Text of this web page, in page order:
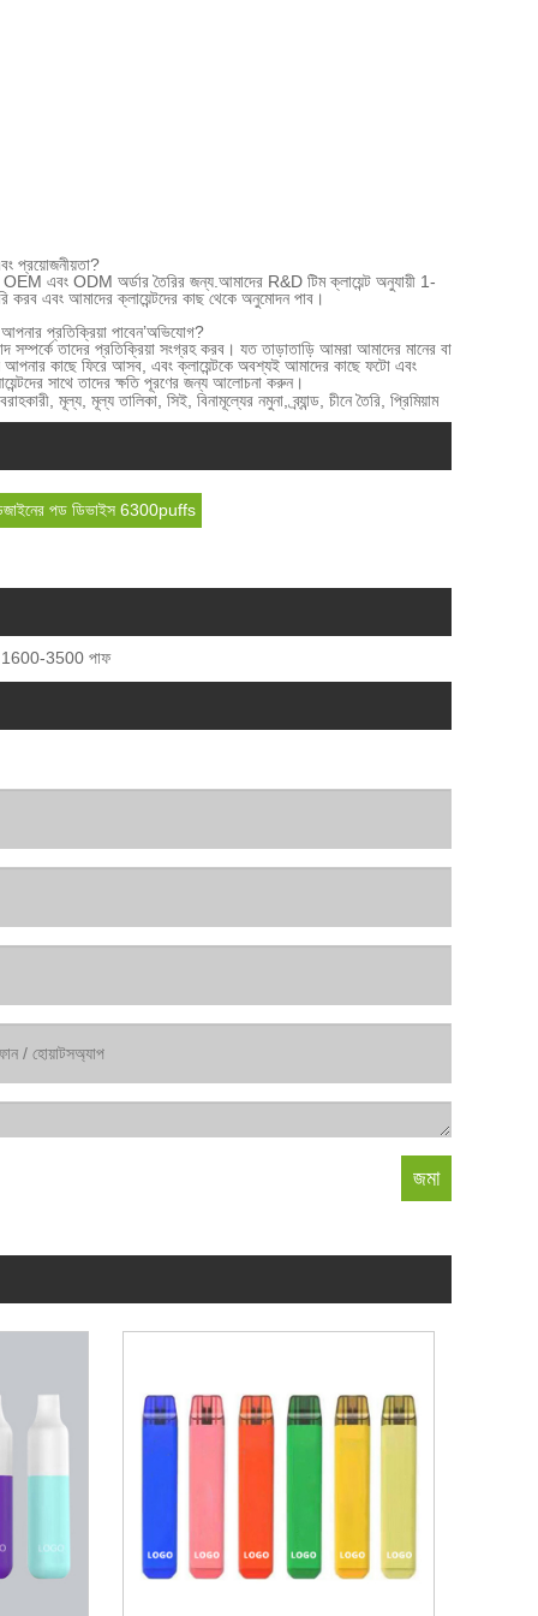
প্রয়োজনীয়তা?
OEM এবং ODM অর্ডার তৈরির জন্য আমাদের R&D টিম ক্লায়েন্ট অনুযায়ী 1-
এবং আমাদের ক্লায়েন্টদের কাছ থেকে অনুমোদন পাব।
প্রতিক্রিয়া পাবেন’অভিযোগ?
সম্পর্কে তাদের প্রতিক্রিয়া সংগ্রহ করব। যত তাড়াতাড়ি আমরা আমাদের মানের বা
আপনার কাছে ফিরে আসব, এবং ক্লায়েন্টকে অবশ্যই আমাদের কাছে ফটো এবং
সাথে তাদের ক্ষতি পূরণের জন্য আলোচনা করুন।
মূল্য, মূল্য তালিকা, সিই, বিনামূল্যের নমুনা, ব্র্যান্ড, চীনে তৈরি, প্রিমিয়াম
পড ডিভাইস 6300puffs
1600-3500 পাফ